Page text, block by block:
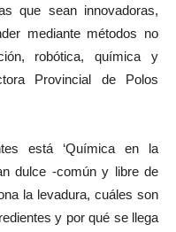
que sean innovadoras,
mediante métodos no
robótica, química y
Provincial de Polos
está ‘Química en la
dulce -común y libre de
la levadura, cuáles son
y por qué se llega